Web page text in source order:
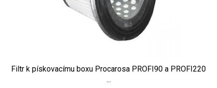
Filtr k pískovacímu boxu Procarosa PROFI90 a PROFI220
...